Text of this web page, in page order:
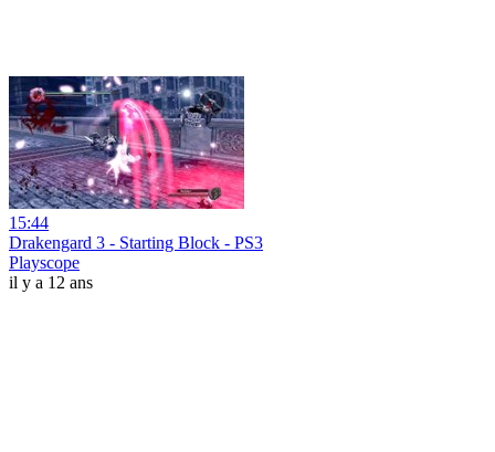
15:44
Drakengard 3 - Starting Block - PS3
Playscope
il y a 12 ans